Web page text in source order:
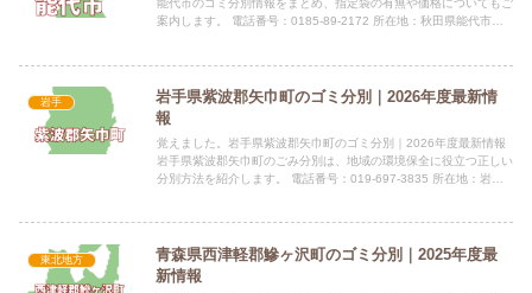
能代市のゴミ分別情報をまとめ、指定袋の有無や価格についてもご
案内します。 電話番号：0185-89-2172 所在地：秋田県能代市上
岩手
岩手県紫波郡矢巾町のゴミ分別｜2026年度最新情
報
覚えました。岩手県紫波郡矢巾町のゴミ分別｜2026年度最新情報
岩手県紫波郡矢巾町のごみ分別は、地域の環境保全に役立つ正しい
分別方法を紹介します。 電話番号：019-697-3835 所在地：岩手
東北地方
青森県西津軽郡鰺ヶ沢町のゴミ分別｜2025年度最
新情報